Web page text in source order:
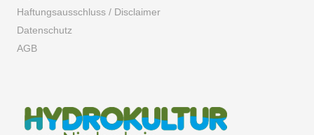
Haftungsausschluss / Disclaimer
Datenschutz
AGB